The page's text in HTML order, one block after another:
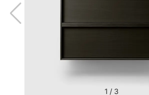
1 / 3